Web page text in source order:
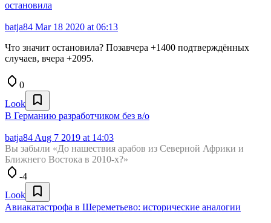
остановила
batja84 Mar 18 2020 at 06:13
Что значит остановила? Позавчера +1400 подтверждённых
случаев, вчера +2095.
0
Look
В Германию разработчиком без в/о
batja84 Aug 7 2019 at 14:03
Вы забыли «До нашествия арабов из Северной Африки и
Ближнего Востока в 2010-х?»
-4
Look
Авиакатастрофа в Шереметьево: исторические аналогии